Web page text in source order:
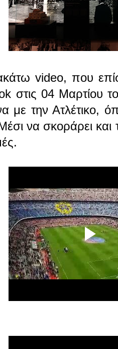
video, που
στις 04 Μαρτίου
με την Ατλέτικο,
να σκοράρει